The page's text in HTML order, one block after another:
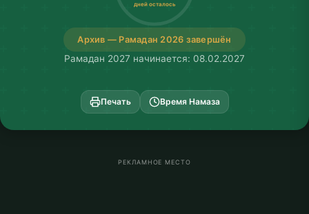
Архив — Рамадан 2026 завершён
дней осталось
Рамадан 2027 начинается: 08.02.2027
Печать Время Намаза
РЕКЛАМНОЕ МЕСТО